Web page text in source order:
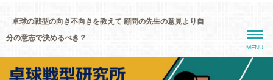
卓球の戦型の向き不向きを教えて 顧問の先生の意見より自
分の意志で決めるべき？
MENU